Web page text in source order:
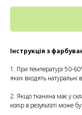
Інструкція з
1. При температурі 50-
яких входять натуральні
2. Якщо тканина має у
колір в результаті може